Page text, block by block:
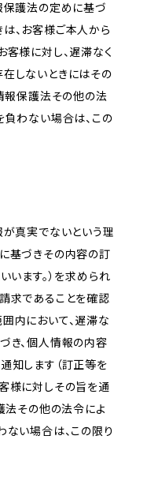
保護法の定めに基づ
、お客様ご本人から
客様に対し、遅滞なく
しないときにはその
報保護法その他の法
負わない場合は、この
が真実でないという理
基づきその内容の訂
います。）を求められ
求であることを確認
内において、遅滞な
き、個人情報の内容
知します（訂正等を
様に対しその旨を通
法その他の法令によ
ない場合は、この限り